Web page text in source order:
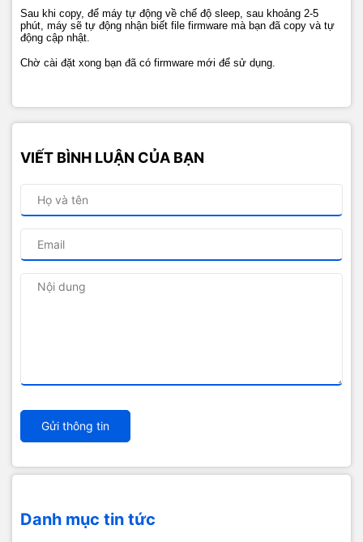
Sau khi copy, để máy tự động về chế độ sleep, sau khoảng 2-5
phút, máy sẽ tự động nhận biết file firmware mà bạn đã copy và tự
động cập nhật.
Chờ cài đặt xong bạn đã có firmware mới để sử dụng.
VIẾT BÌNH LUẬN CỦA BẠN
Gửi thông tin
Danh mục tin tức